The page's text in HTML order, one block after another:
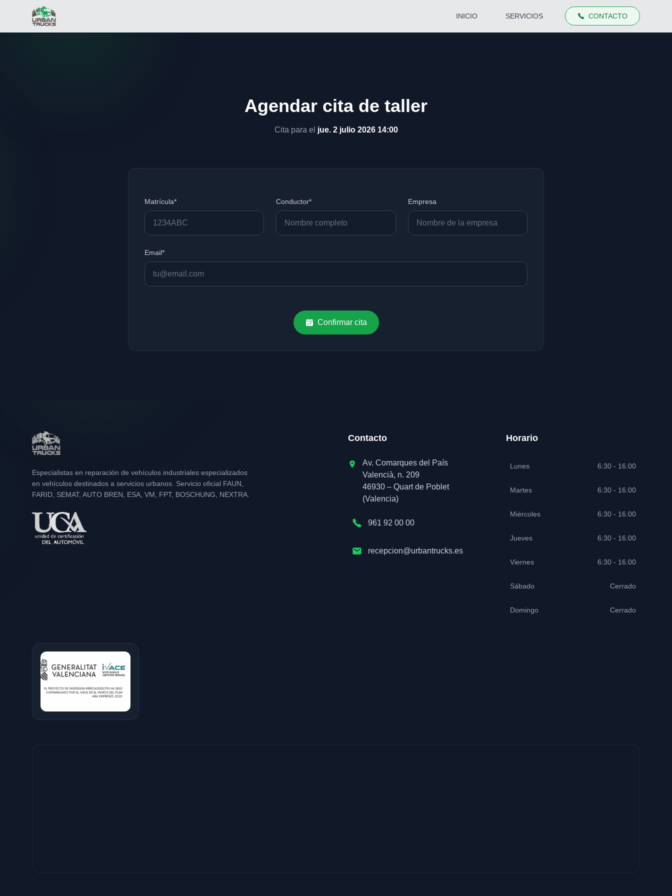
INICIO SERVICIOS CONTACTO
Agendar cita de taller
Cita para el jue. 2 julio 2026 14:00
Matrícula* Conductor* Empresa
Email*
Confirmar cita
Especialistas en reparación de vehículos industriales especializados
en vehículos destinados a servicios urbanos. Servicio oficial FAUN,
FARID, SEMAT, AUTO BREN, ESA, VM, FPT, BOSCHUNG, NEXTRA.
Contacto
Av. Comarques del País
Valencià, n. 209
46930 – Quart de Poblet
(Valencia)
961 92 00 00
recepcion@urbantrucks.es
Horario
Lunes 6:30 - 16:00
Martes 6:30 - 16:00
Miércoles 6:30 - 16:00
Jueves 6:30 - 16:00
Viernes 6:30 - 16:00
Sábado Cerrado
Domingo Cerrado